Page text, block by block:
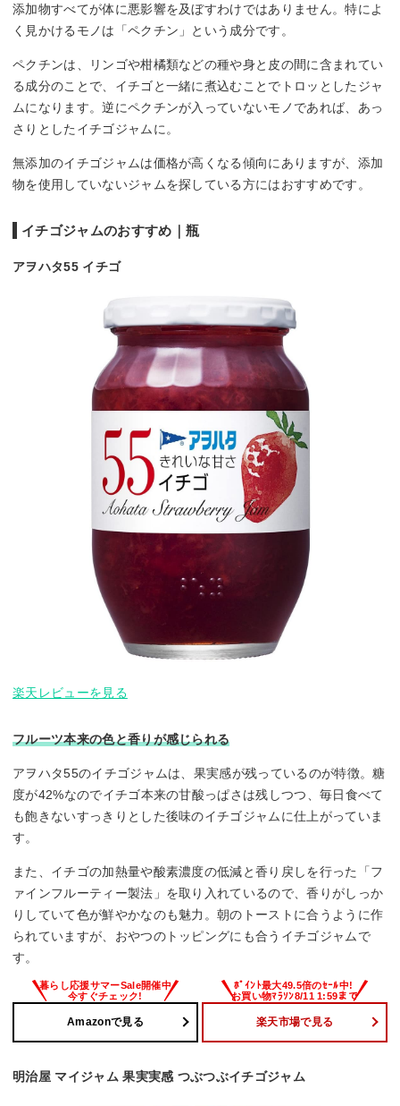
添加物すべてが体に悪影響を及ぼすわけではありません。特によ
く見かけるモノは「ペクチン」という成分です。
ペクチンは、リンゴや柑橘類などの種や身と皮の間に含まれてい
る成分のことで、イチゴと一緒に煮込むことでトロッとしたジャ
ムになります。逆にペクチンが入っていないモノであれば、あっ
さりとしたイチゴジャムに。
無添加のイチゴジャムは価格が高くなる傾向にありますが、添加
物を使用していないジャムを探している方にはおすすめです。
イチゴジャムのおすすめ｜瓶
アヲハタ55 イチゴ
楽天レビューを見る
フルーツ本来の色と香りが感じられる
アヲハタ55のイチゴジャムは、果実感が残っているのが特徴。糖
度が42%なのでイチゴ本来の甘酸っぱさは残しつつ、毎日食べて
も飽きないすっきりとした後味のイチゴジャムに仕上がっていま
す。
また、イチゴの加熱量や酸素濃度の低減と香り戻しを行った「フ
ァインフルーティー製法」を取り入れているので、香りがしっか
りしていて色が鮮やかなのも魅力。朝のトーストに合うように作
られていますが、おやつのトッピングにも合うイチゴジャムで
す。
Amazonで見る 楽天市場で見る
明治屋 マイジャム 果実実感 つぶつぶイチゴジャム